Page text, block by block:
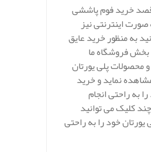
خرید فوم پاششی
اینترنتی نیز
به منظور خرید عایق
بخش فروشگاه ما
محصولات پلی یورتان
نماید و خرید
به راحتی انجام
کلیک می توانید
یورتان خود را به راحتی